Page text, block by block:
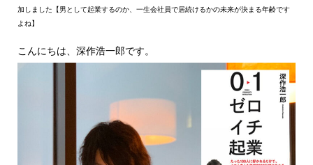
加しました【男として起業するのか、一生会社員で居続けるかの未来が決まる年齢です
よね】
こんにちは、深作浩一郎です。